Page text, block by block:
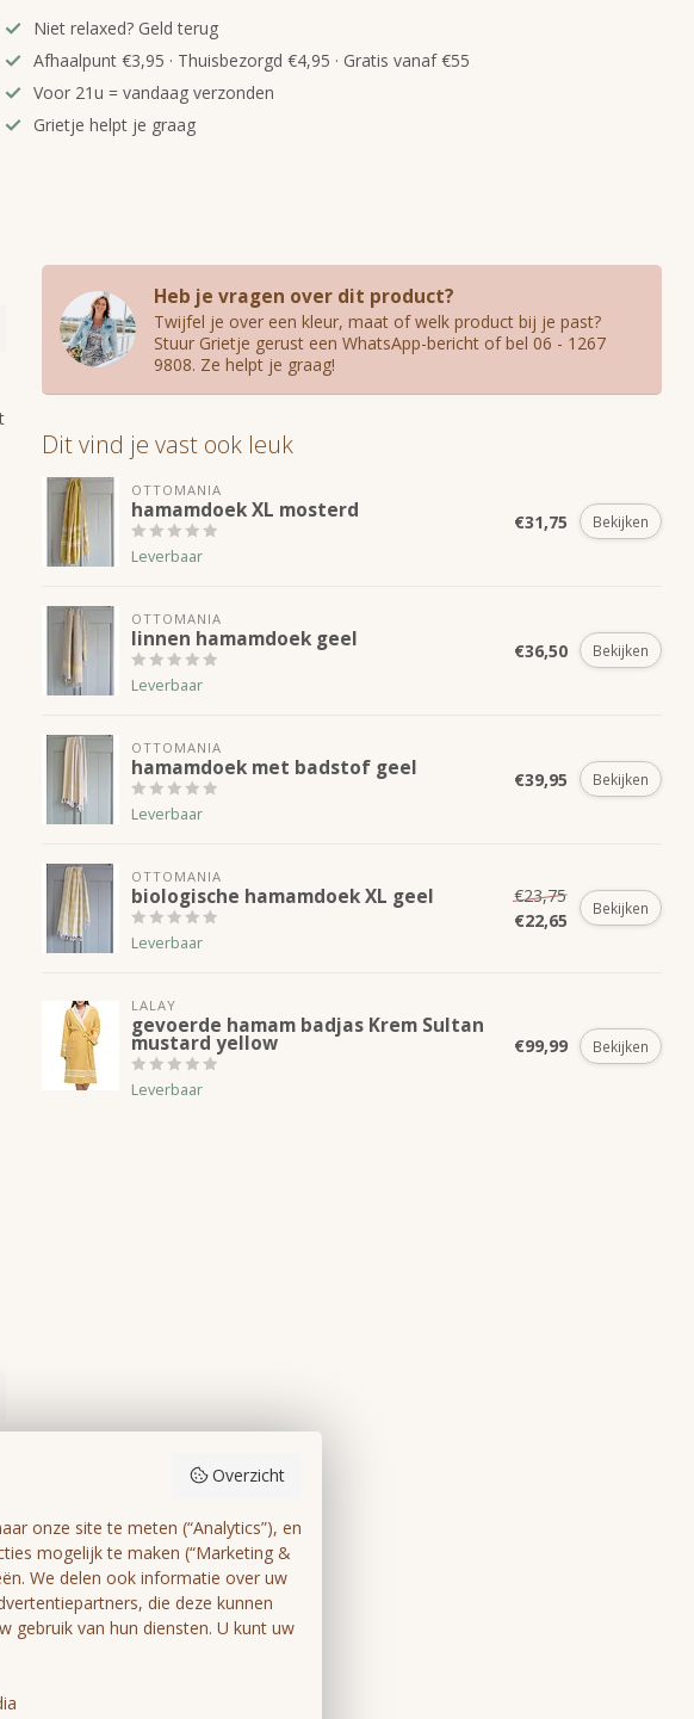
Niet relaxed? Geld terug
Afhaalpunt €3,95 · Thuisbezorgd €4,95 · Gratis vanaf €55
Voor 21u = vandaag verzonden
Grietje helpt je graag
Heb je vragen over dit product?
Twijfel je over een kleur, maat of welk product bij je past?
Stuur Grietje gerust een WhatsApp-bericht of bel 06 - 1267
9808. Ze helpt je graag!
Dit vind je vast ook leuk
OTTOMANIA
hamamdoek XL mosterd
Leverbaar
€31,75 Bekijken
OTTOMANIA
linnen hamamdoek geel
Leverbaar
€36,50 Bekijken
OTTOMANIA
hamamdoek met badstof geel
Leverbaar
€39,95 Bekijken
OTTOMANIA
biologische hamamdoek XL geel
Leverbaar
€23,75
€22,65
Bekijken
LALAY
gevoerde hamam badjas Krem Sultan
mustard yellow
Leverbaar
€99,99 Bekijken
Overzicht
onze site te meten (“Analytics”), en
mogelijk te maken (“Marketing &
We delen ook informatie over uw
die deze kunnen
gebruik van hun diensten. U kunt uw